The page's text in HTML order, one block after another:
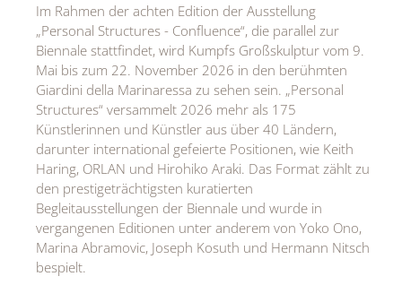
Im Rahmen der achten Edition der Ausstellung
„Personal Structures - Confluence“, die parallel zur
Biennale stattfindet, wird Kumpfs Großskulptur vom 9.
Mai bis zum 22. November 2026 in den berühmten
Giardini della Marinaressa zu sehen sein. „Personal
Structures“ versammelt 2026 mehr als 175
Künstlerinnen und Künstler aus über 40 Ländern,
darunter international gefeierte Positionen, wie Keith
Haring, ORLAN und Hirohiko Araki. Das Format zählt zu
den prestigeträchtigsten kuratierten
Begleitausstellungen der Biennale und wurde in
vergangenen Editionen unter anderem von Yoko Ono,
Marina Abramovic, Joseph Kosuth und Hermann Nitsch
bespielt.